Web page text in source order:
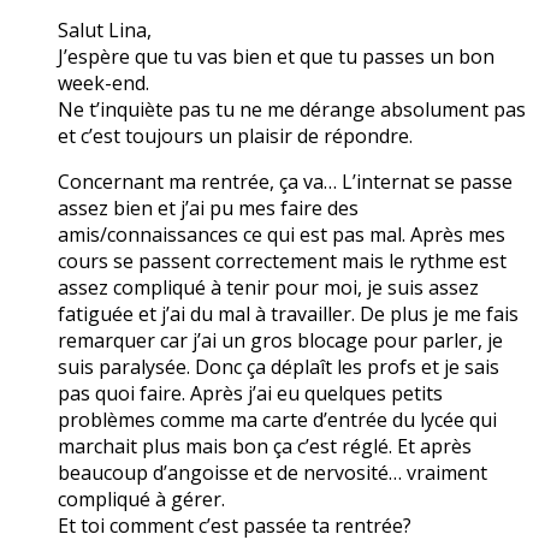
Salut Lina,
J’espère que tu vas bien et que tu passes un bon
week-end.
Ne t’inquiète pas tu ne me dérange absolument pas
et c’est toujours un plaisir de répondre.
Concernant ma rentrée, ça va… L’internat se passe
assez bien et j’ai pu mes faire des
amis/connaissances ce qui est pas mal. Après mes
cours se passent correctement mais le rythme est
assez compliqué à tenir pour moi, je suis assez
fatiguée et j’ai du mal à travailler. De plus je me fais
remarquer car j’ai un gros blocage pour parler, je
suis paralysée. Donc ça déplaît les profs et je sais
pas quoi faire. Après j’ai eu quelques petits
problèmes comme ma carte d’entrée du lycée qui
marchait plus mais bon ça c’est réglé. Et après
beaucoup d’angoisse et de nervosité… vraiment
compliqué à gérer.
Et toi comment c’est passée ta rentrée?